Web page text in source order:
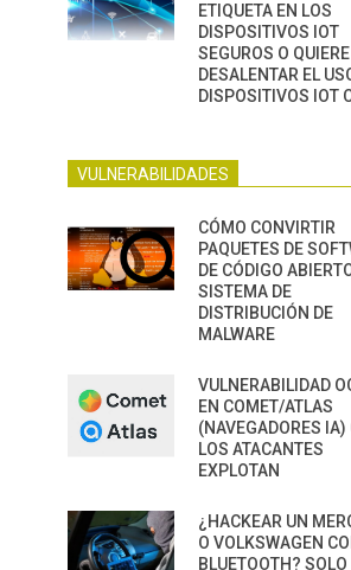
ETIQUETA EN LOS
DISPOSITIVOS IOT
SEGUROS O QUIERE
DESALENTAR EL
DISPOSITIVOS IOT
VULNERABILIDADES
CÓMO CONVIRTIR
PAQUETES DE
DE CÓDIGO
SISTEMA DE
DISTRIBUCIÓN DE
MALWARE
VULNERABILIDAD
EN COMET/ATLAS
(NAVEGADORES IA)
LOS ATACANTES
EXPLOTAN
¿HACKEAR UN
O VOLKSWAGEN
BLUETOOTH? SOLO